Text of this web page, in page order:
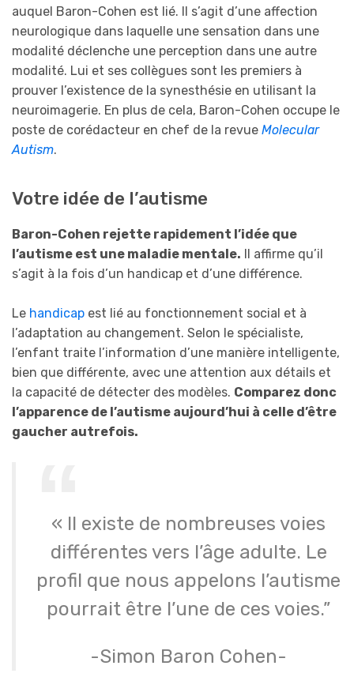
auquel Baron-Cohen est lié. Il s’agit d’une affection
neurologique dans laquelle une sensation dans une
modalité déclenche une perception dans une autre
modalité. Lui et ses collègues sont les premiers à
prouver l’existence de la synesthésie en utilisant la
neuroimagerie. En plus de cela, Baron-Cohen occupe le
poste de corédacteur en chef de la revue Molecular
Autism.
Votre idée de l’autisme
Baron-Cohen rejette rapidement l’idée que
l’autisme est une maladie mentale. Il affirme qu’il
s’agit à la fois d’un handicap et d’une différence.
Le handicap est lié au fonctionnement social et à
l’adaptation au changement. Selon le spécialiste,
l’enfant traite l’information d’une manière intelligente,
bien que différente, avec une attention aux détails et
la capacité de détecter des modèles. Comparez donc
l’apparence de l’autisme aujourd’hui à celle d’être
gaucher autrefois.
« Il existe de nombreuses voies
différentes vers l’âge adulte. Le
profil que nous appelons l’autisme
pourrait être l’une de ces voies.”
-Simon Baron Cohen-